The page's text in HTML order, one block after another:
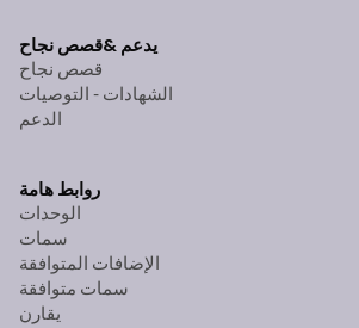
يدعم &قصص نجاح
قصص نجاح
الشهادات - التوصيات
الدعم
روابط هامة
الوحدات
سمات
الإضافات المتوافقة
سمات متوافقة
يقارن